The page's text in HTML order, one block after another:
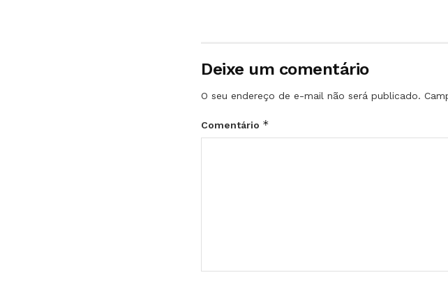
Deixe um comentário
O seu endereço de e-mail não será publicado.
Comentário *